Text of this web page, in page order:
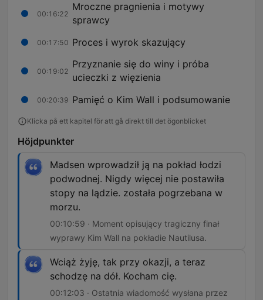
00:16:22
Mroczne pragnienia i motywy
sprawcy
00:17:50 Proces i wyrok skazujący
00:19:02
Przyznanie się do winy i próba
ucieczki z więzienia
00:20:39 Pamięć o Kim Wall i podsumowanie
Klicka på ett kapitel för att gå direkt till det ögonblicket
Höjdpunkter
Madsen wprowadził ją na pokład łodzi
podwodnej. Nigdy więcej nie postawiła
stopy na lądzie. została pogrzebana w
morzu.
00:10:59 · Moment opisujący tragiczny finał
wyprawy Kim Wall na pokładie Nautilusa.
Wciąż żyję, tak przy okazji, a teraz
schodzę na dół. Kocham cię.
00:12:03 · Ostatnia wiadomość wysłana przez